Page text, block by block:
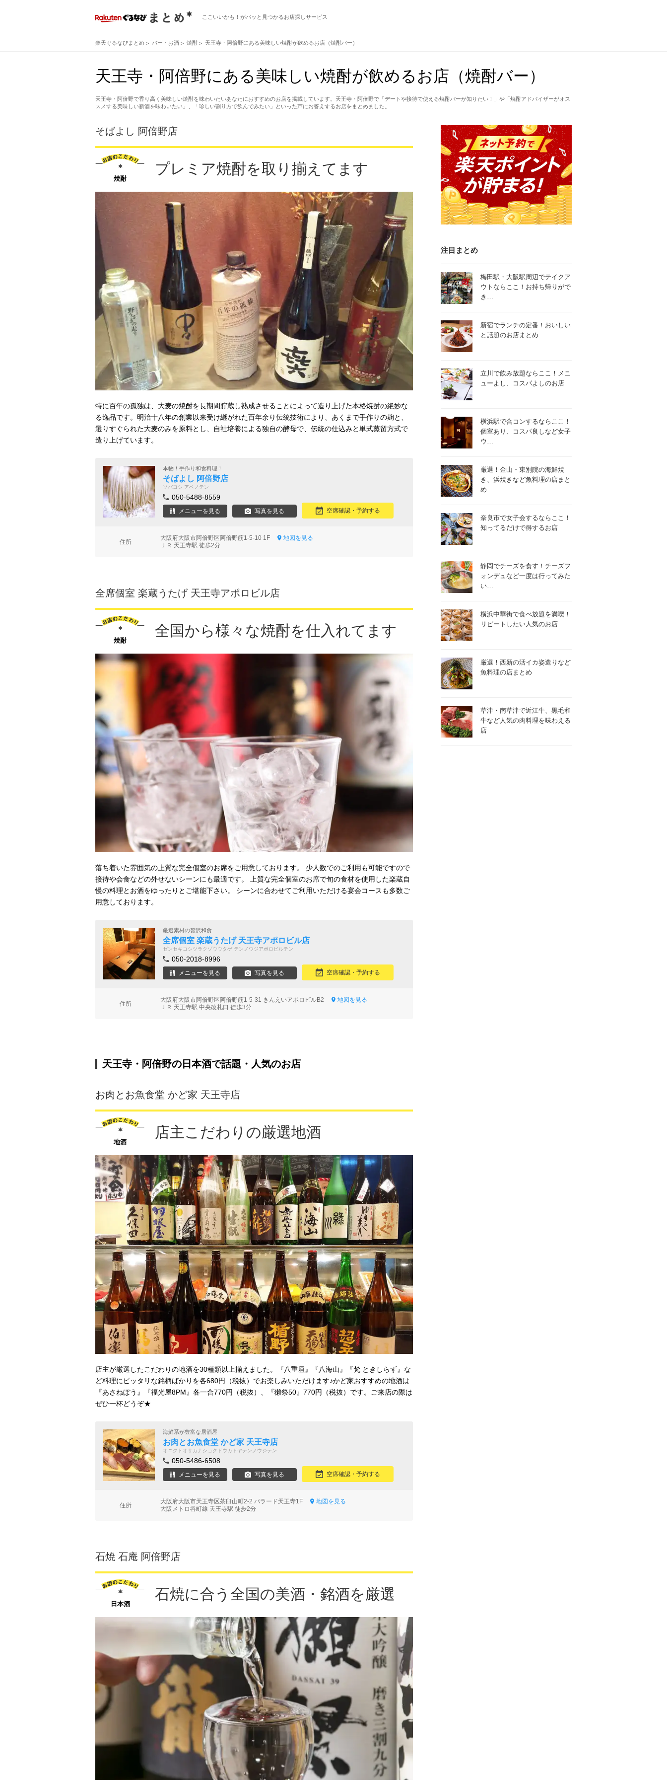
ここいいかも！がパッと見つかるお店探しサービス
楽天ぐるなびまとめ バー・お酒 焼酎 天王寺・阿倍野にある美味しい焼酎が飲めるお店（焼酎バー）
天王寺・阿倍野にある美味しい焼酎が飲めるお店（焼酎バー）
天王寺・阿倍野で香り高く美味しい焼酎を味わいたいあなたにおすすめのお店を掲載しています。天王寺・阿倍野で「デートや接待で使える焼酎バーが知りたい！」や「焼酎アドバイザーがオス
スメする美味しい新酒を味わいたい」、「珍しい割り方で飲んでみたい」といった声にお答えするお店をまとめました。
そばよし 阿倍野店
焼酎
プレミア焼酎を取り揃えてます
特に百年の孤独は、大麦の焼酎を長期間貯蔵し熟成させることによって造り上げた本格焼酎の絶妙な
る逸品です。明治十八年の創業以来受け継がれた百年余り伝統技術により、あくまで手作りの麹と、
選りすぐられた大麦のみを原料とし、自社培養による独自の酵母で、伝統の仕込みと単式蒸留方式で
造り上げています。
本物！手作り和食料理！
そばよし 阿倍野店
ソバヨシ アベノテン
050-5488-8559
メニューを見る 写真を見る 空席確認・予約する
住所
大阪府大阪市阿倍野区阿倍野筋1-5-10 1F
地図を見る
ＪＲ 天王寺駅 徒歩2分
全席個室 楽蔵うたげ 天王寺アポロビル店
焼酎
全国から様々な焼酎を仕入れてます
落ち着いた雰囲気の上質な完全個室のお席をご用意しております。 少人数でのご利用も可能ですので
接待や会食などの外せないシーンにも最適です。 上質な完全個室のお席で旬の食材を使用した楽蔵自
慢の料理とお酒をゆったりとご堪能下さい。 シーンに合わせてご利用いただける宴会コースも多数ご
用意しております。
厳選素材の贅沢和食
全席個室 楽蔵うたげ 天王寺アポロビル店
ゼンセキコシツラクゾウウタゲ テンノウジアポロビルテン
050-2018-8996
メニューを見る 写真を見る 空席確認・予約する
住所
大阪府大阪市阿倍野区阿倍野筋1-5-31 きんえいアポロビルB2
地図を見る
ＪＲ 天王寺駅 中央改札口 徒歩3分
天王寺・阿倍野の日本酒で話題・人気のお店
お肉とお魚食堂 かど家 天王寺店
地酒
店主こだわりの厳選地酒
店主が厳選したこだわりの地酒を30種類以上揃えました。『八重垣』『八海山』『梵 ときしらず』な
ど料理にピッタリな銘柄ばかりを各680円（税抜）でお楽しみいただけます♪かど家おすすめの地酒は
『あさねぼう』『福光屋8PM』各一合770円（税抜）、『獺祭50』770円（税抜）です。ご来店の際は
ぜひ一杯どうぞ★
海鮮系が豊富な居酒屋
お肉とお魚食堂 かど家 天王寺店
オニクトオサカナショクドウカドヤテンノウジテン
050-5486-6508
メニューを見る 写真を見る 空席確認・予約する
住所
大阪府大阪市天王寺区茶臼山町2-2 パラード天王寺1F
地図を見る
大阪メトロ谷町線 天王寺駅 徒歩2分
石焼 石庵 阿倍野店
日本酒
石焼に合う全国の美酒・銘酒を厳選
注目まとめ
梅田駅・大阪駅周辺でテイクア
ウトならここ！お持ち帰りがで
き…
新宿でランチの定番！おいしい
と話題のお店まとめ
立川で飲み放題ならここ！メニ
ューよし、コスパよしのお店
横浜駅で合コンするならここ！
個室あり、コスパ良しなど女子
ウ…
厳選！金山・東別院の海鮮焼
き、浜焼きなど魚料理の店まと
め
奈良市で女子会するならここ！
知ってるだけで得するお店
静岡でチーズを食す！チーズフ
ォンデュなど一度は行ってみた
い…
横浜中華街で食べ放題を満喫！
リピートしたい人気のお店
厳選！西新の活イカ姿造りなど
魚料理の店まとめ
草津・南草津で近江牛、黒毛和
牛など人気の肉料理を味わえる
店